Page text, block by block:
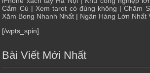
Cẩm Cù |Xem tarot có đúng không |Chăm
Xăm Bong Nhanh Nhất | Ngân Hàng Lớn Nhất
[/wpts_spin]
Bài Viết Mới Nhất